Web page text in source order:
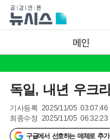
메인
독일, 내년 우크
기사등록 2025/11/05 03:07:46
최종수정 2025/11/05 06:32:23
구글에서 선호하는 매체로 추가